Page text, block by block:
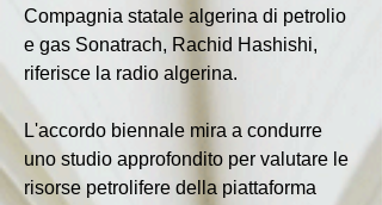
Compagnia statale algerina di petrolio
e gas Sonatrach, Rachid Hashishi,
riferisce la radio algerina.
L'accordo biennale mira a condurre
uno studio approfondito per valutare le
risorse petrolifere della piattaforma